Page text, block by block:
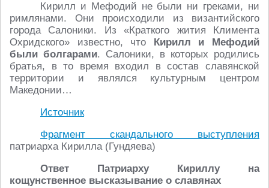
Кирилл и Мефодий не были ни греками, ни
римлянами. Они происходили из византийского
города Салоники. Из «Краткого жития Климента
Охридского» известно, что Кирилл и Мефодий
были болгарами. Салоники, в которых родились
братья, в то время входил в состав славянской
территории и являлся культурным центром
Македонии…
Источник
Фрагмент скандального выступления
патриарха Кирилла (Гундяева)
Ответ Патриарху Кириллу на
кощунственное высказывание о славянах